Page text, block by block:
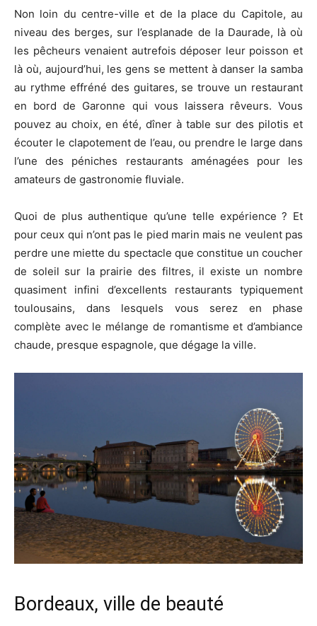
Non loin du centre-ville et de la place du Capitole, au
niveau des berges, sur l’esplanade de la Daurade, là où
les pêcheurs venaient autrefois déposer leur poisson et
là où, aujourd’hui, les gens se mettent à danser la samba
au rythme effréné des guitares, se trouve un restaurant
en bord de Garonne qui vous laissera rêveurs. Vous
pouvez au choix, en été, dîner à table sur des pilotis et
écouter le clapotement de l’eau, ou prendre le large dans
l’une des péniches restaurants aménagées pour les
amateurs de gastronomie fluviale.
Quoi de plus authentique qu’une telle expérience ? Et
pour ceux qui n’ont pas le pied marin mais ne veulent pas
perdre une miette du spectacle que constitue un coucher
de soleil sur la prairie des filtres, il existe un nombre
quasiment infini d’excellents restaurants typiquement
toulousains, dans lesquels vous serez en phase
complète avec le mélange de romantisme et d’ambiance
chaude, presque espagnole, que dégage la ville.
Bordeaux, ville de beauté